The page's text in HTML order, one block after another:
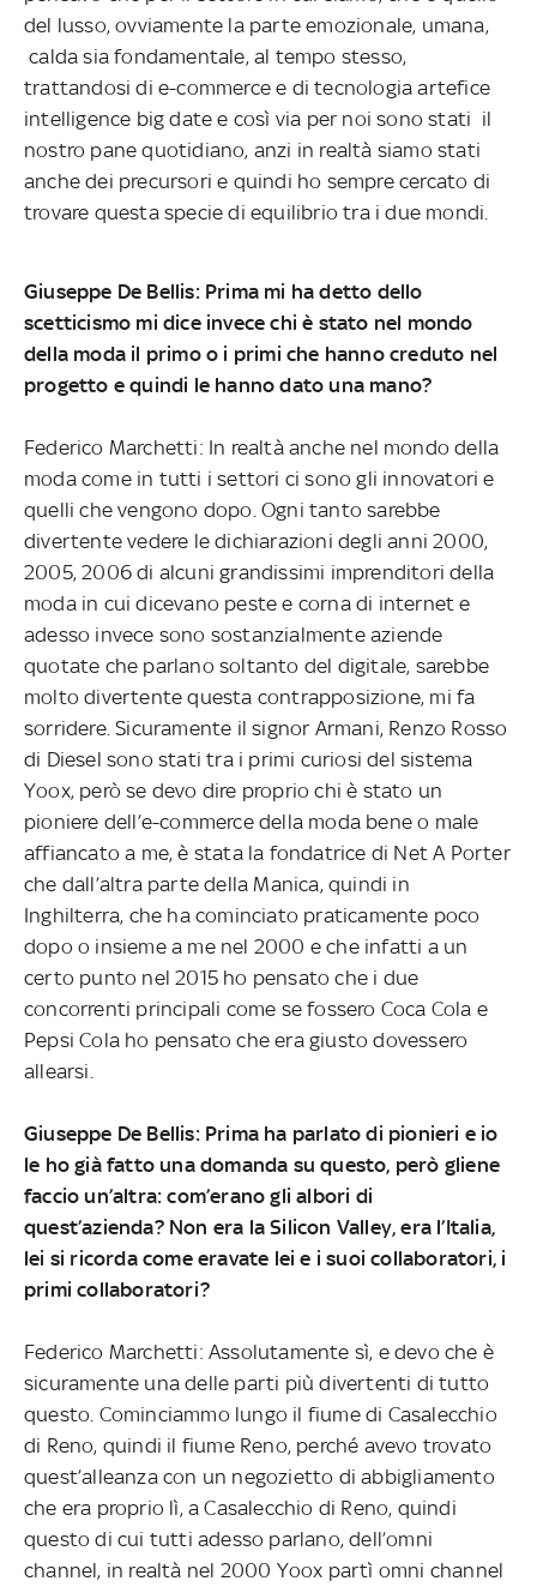
del lusso, ovviamente la parte emozionale, umana,
calda sia fondamentale, al tempo stesso,
trattandosi di e-commerce e di tecnologia artefice
intelligence big date e così via per noi sono stati il
nostro pane quotidiano, anzi in realtà siamo stati
anche dei precursori e quindi ho sempre cercato di
trovare questa specie di equilibrio tra i due mondi.
Giuseppe De Bellis: Prima mi ha detto dello
scetticismo mi dice invece chi è stato nel mondo
della moda il primo o i primi che hanno creduto nel
progetto e quindi le hanno dato una mano?
Federico Marchetti: In realtà anche nel mondo della
moda come in tutti i settori ci sono gli innovatori e
quelli che vengono dopo. Ogni tanto sarebbe
divertente vedere le dichiarazioni degli anni 2000,
2005, 2006 di alcuni grandissimi imprenditori della
moda in cui dicevano peste e corna di internet e
adesso invece sono sostanzialmente aziende
quotate che parlano soltanto del digitale, sarebbe
molto divertente questa contrapposizione, mi fa
sorridere. Sicuramente il signor Armani, Renzo Rosso
di Diesel sono stati tra i primi curiosi del sistema
Yoox, però se devo dire proprio chi è stato un
pioniere dell’e-commerce della moda bene o male
affiancato a me, è stata la fondatrice di Net A Porter
che dall’altra parte della Manica, quindi in
Inghilterra, che ha cominciato praticamente poco
dopo o insieme a me nel 2000 e che infatti a un
certo punto nel 2015 ho pensato che i due
concorrenti principali come se fossero Coca Cola e
Pepsi Cola ho pensato che era giusto dovessero
allearsi.
Giuseppe De Bellis: Prima ha parlato di pionieri e io
le ho già fatto una domanda su questo, però gliene
faccio un’altra: com’erano gli albori di
quest’azienda? Non era la Silicon Valley, era l’Italia,
lei si ricorda come eravate lei e i suoi collaboratori, i
primi collaboratori?
Federico Marchetti: Assolutamente sì, e devo che è
sicuramente una delle parti più divertenti di tutto
questo. Cominciammo lungo il fiume di Casalecchio
di Reno, quindi il fiume Reno, perché avevo trovato
quest’alleanza con un negozietto di abbigliamento
che era proprio lì, a Casalecchio di Reno, quindi
questo di cui tutti adesso parlano, dell’omni
channel, in realtà nel 2000 Yoox partì omni channel